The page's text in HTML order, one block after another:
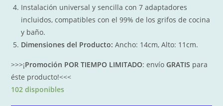
Instalación universal y sencilla con 7 adaptadores
incluidos, compatibles con el 99% de los grifos de cocina
y baño.
Dimensiones del Producto: Ancho: 14cm, Alto: 11cm.
>>>¡Promoción POR TIEMPO LIMITADO: envíoGRATIS para
éste producto!<<<
102 disponibles